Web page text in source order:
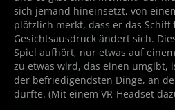
sich jemand hineinsetzt, von
plötzlich merkt, dass er das Schiff
Gesichtsausdruck ändert sich.
Spiel aufhört, nur etwas auf
zu etwas wird, das einen umgibt,
der befriedigendsten Dinge, an
durfte. (Mit einem VR-Headset